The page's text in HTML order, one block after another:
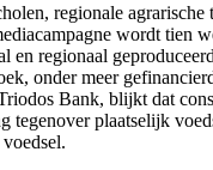
regionale agrarische
wordt tien
en regionaal
onder meer
Bank, blijkt dat
tegenover plaatselijk